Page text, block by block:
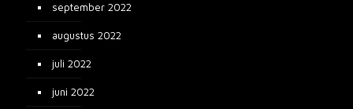
september 2022
augustus 2022
juli 2022
juni 2022